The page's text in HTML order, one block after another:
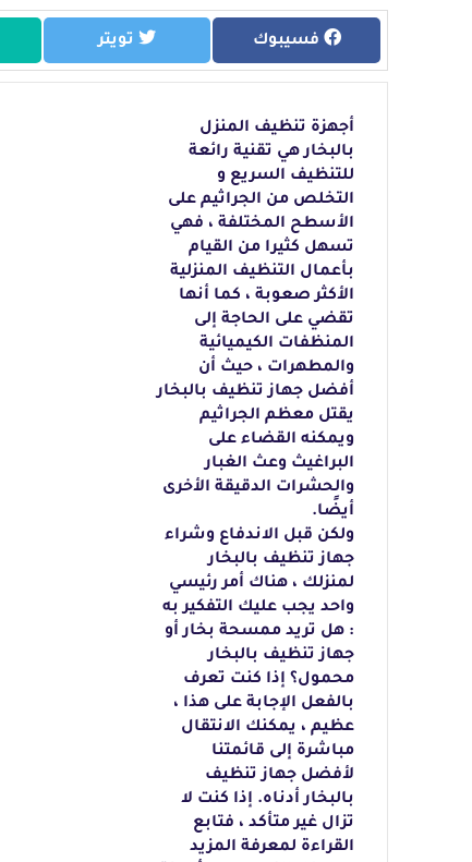
فسيبوك تويتر
أجهزة تنظيف المنزل
بالبخار هي تقنية رائعة
للتنظيف السريع و
التخلص من الجراثيم على
الأسطح المختلفة ، فهي
تسهل كثيرا من القيام
بأعمال التنظيف المنزلية
الأكثر صعوبة ، كما أنها
تقضي على الحاجة إلى
المنظفات الكيميائية
والمطهرات ، حيث أن
أفضل جهازتنظيف بالبخار
يقتل معظم الجراثيم
ويمكنه القضاء على
البراغيث وعث الغبار
والحشرات الدقيقة الأخرى
أيضًا.
ولكن قبل الاندفاع وشراء
جهاز تنظيف بالبخار
لمنزلك ، هناك أمر رئيسي
واحد يجب عليك التفكيربه
: هل تريد ممسحة بخار أو
جهاز تنظيف بالبخار
محمول؟ إذا كنت تعرف
بالفعل الإجابة على هذا ،
عظيم ، يمكنك الانتقال
مباشرة إلى قائمتنا
لأفضل جهاز تنظيف
بالبخار أدناه. إذا كنت لا
تزال غير متأكد ، فتابع
القراءة لمعرفة المزيد